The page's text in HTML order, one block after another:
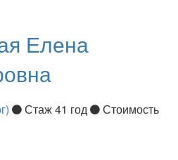
Елена
Стаж 41 год
Стоимость